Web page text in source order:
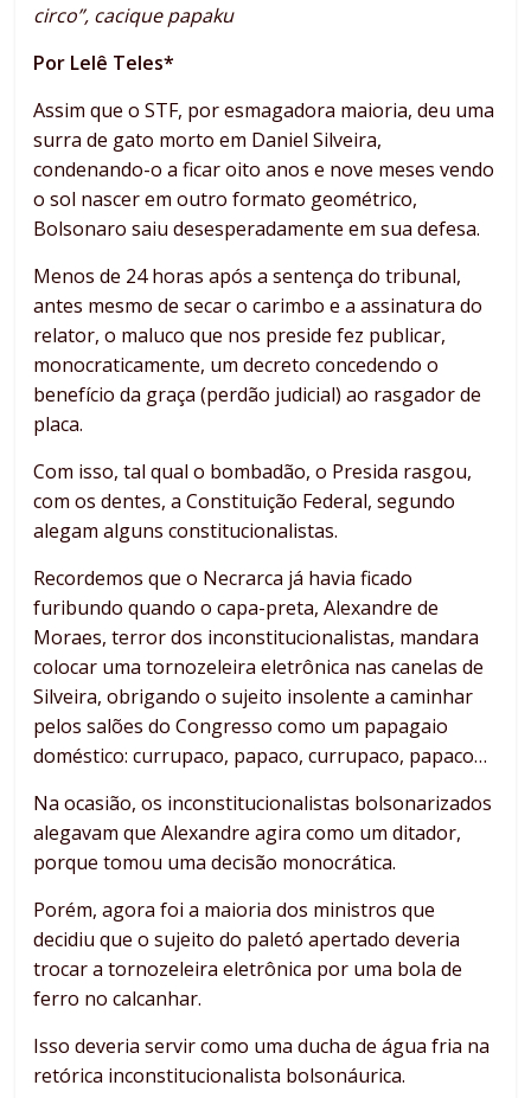
circo”, cacique papaku
Por Lelê Teles*
Assim que o STF, por esmagadora maioria, deu uma
surra de gato morto em Daniel Silveira,
condenando-o a ficar oito anos e nove meses vendo
o sol nascer em outro formato geométrico,
Bolsonaro saiu desesperadamente em sua defesa.
Menos de 24 horas após a sentença do tribunal,
antes mesmo de secar o carimbo e a assinatura do
relator, o maluco que nos preside fez publicar,
monocraticamente, um decreto concedendo o
benefício da graça (perdão judicial) ao rasgador de
placa.
Com isso, tal qual o bombadão, o Presida rasgou,
com os dentes, a Constituição Federal, segundo
alegam alguns constitucionalistas.
Recordemos que o Necrarca já havia ficado
furibundo quando o capa-preta, Alexandre de
Moraes, terror dos inconstitucionalistas, mandara
colocar uma tornozeleira eletrônica nas canelas de
Silveira, obrigando o sujeito insolente a caminhar
pelos salões do Congresso como um papagaio
doméstico: currupaco, papaco, currupaco, papaco…
Na ocasião, os inconstitucionalistas bolsonarizados
alegavam que Alexandre agira como um ditador,
porque tomou uma decisão monocrática.
Porém, agora foi a maioria dos ministros que
decidiu que o sujeito do paletó apertado deveria
trocar a tornozeleira eletrônica por uma bola de
ferro no calcanhar.
Isso deveria servir como uma ducha de água fria na
retórica inconstitucionalista bolsonáurica.